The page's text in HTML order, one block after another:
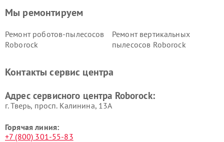
Мы ремонтируем
Ремонт роботов-пылесосов
Roborock
Ремонт вертикальных
пылесосов Roborock
Контакты сервис центра
Адрес сервисного центра Roborock:
г. Тверь, просп. Калинина, 13А
Горячая линия:
+7 (800) 301-55-83